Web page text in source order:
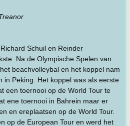
Schuil en Reinder
Na de Olympische Spelen van
beachvolleybal en het koppel nam
in Peking. Het koppel was als eerste
een toernooi op de World Tour te
ene toernooi in Bahrein maar er
en ereplaatsen op de World Tour.
op de European Tour en werd het